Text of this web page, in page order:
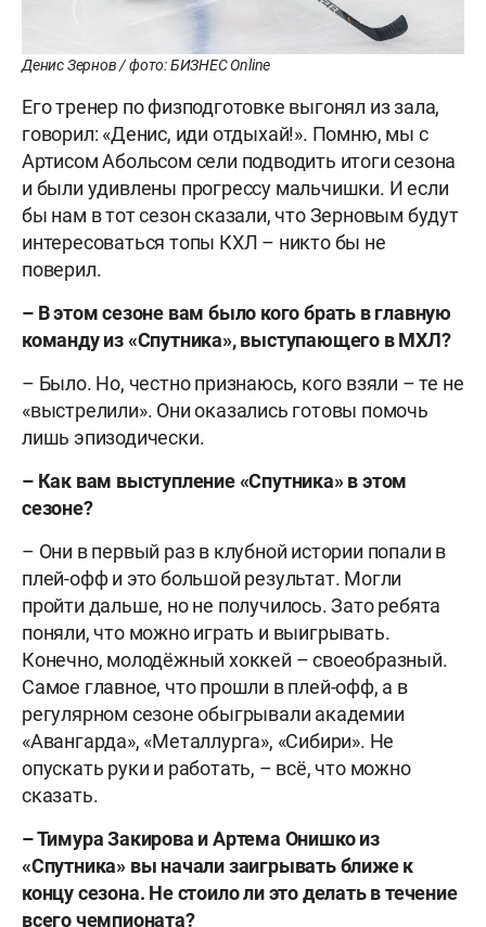
Денис Зернов / фото: БИЗНЕС Online
Его тренер по физподготовке выгонял из зала,
говорил: «Денис, иди отдыхай!». Помню, мы с
Артисом Абольсом сели подводить итоги сезона
и были удивлены прогрессу мальчишки. И если
бы нам в тот сезон сказали, что Зерновым будут
интересоваться топы КХЛ – никто бы не
поверил.
– В этом сезоне вам было кого брать в главную
команду из «Спутника», выступающего в МХЛ?
– Было. Но, честно признаюсь, кого взяли – те не
«выстрелили». Они оказались готовы помочь
лишь эпизодически.
– Как вам выступление «Спутника» в этом
сезоне?
– Они в первый раз в клубной истории попали в
плей-офф и это большой результат. Могли
пройти дальше, но не получилось. Зато ребята
поняли, что можно играть и выигрывать.
Конечно, молодёжный хоккей – своеобразный.
Самое главное, что прошли в плей-офф, а в
регулярном сезоне обыгрывали академии
«Авангарда», «Металлурга», «Сибири». Не
опускать руки и работать, – всё, что можно
сказать.
– Тимура Закирова и Артема Онишко из
«Спутника» вы начали заигрывать ближе к
концу сезона. Не стоило ли это делать в течение
всего чемпионата?